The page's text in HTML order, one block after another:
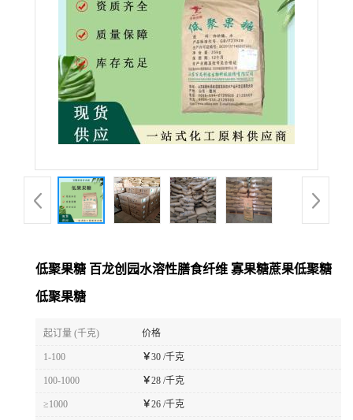
低聚果糖 百龙创园水溶性膳食纤维 寡果糖蔗果低聚糖
低聚果糖
起订量 (千克) 价格
1-100 ￥30 /千克
100-1000 ￥28 /千克
≥1000 ￥26 /千克